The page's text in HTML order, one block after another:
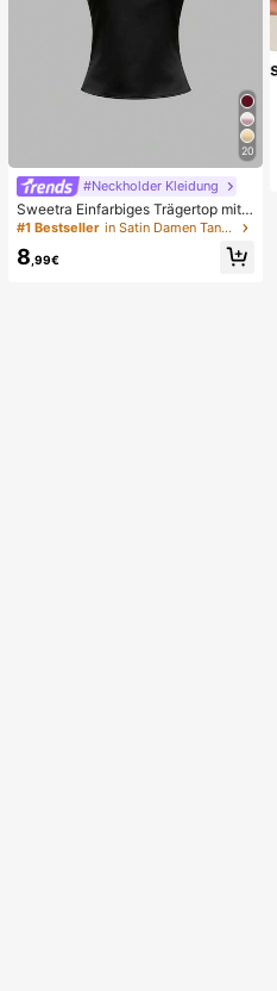
20
#Neckholder Kleidung
Sweetra Einfarbiges Trägertop mit d
rapiertem offenem Rücken und Sch
#1 Bestseller in Satin Damen Tank Tops & Camis
8 ,99€